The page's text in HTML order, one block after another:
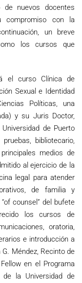
de nuevos docentes
compromiso con la
un breve
los cursos que
el curso Clínica de
Sexual e Identidad
Políticas, una
y su Juris Doctor,
de Puerto
bibliotecario,
medios de
al ejercicio de la
legal para atender
de familia y
counsel” del bufete
los cursos de
oratoria,
e introducción a
G. Méndez, Recinto de
en el Programa
de la Universidad de